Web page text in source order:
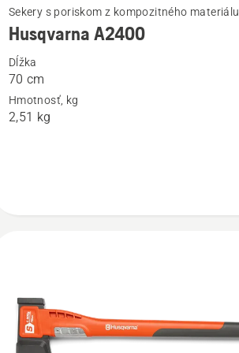
viac
podrobností
A2400
Sekery s poriskom z kompozitného materiálu
Husqvarna A2400
Dĺžka
70 cm
Hmotnosť, kg
2,51 kg